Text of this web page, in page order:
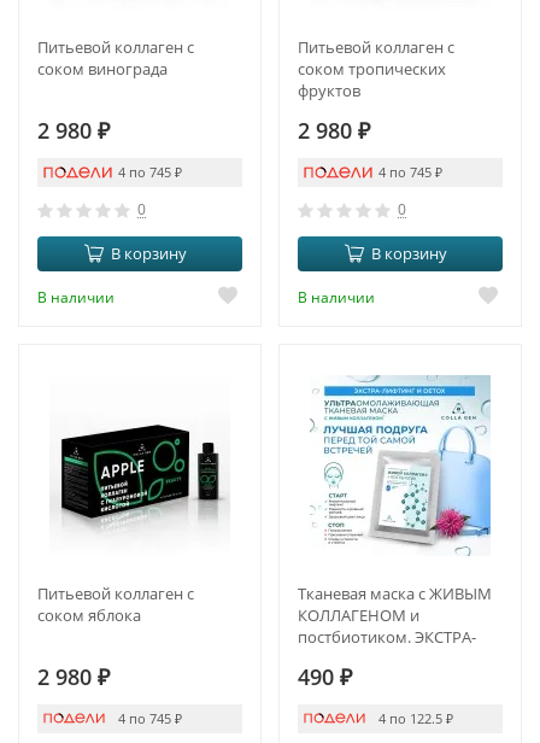
Питьевой коллаген с
соком винограда
2 980 ₽
4 по 745 ₽
0
В корзину
В наличии
Питьевой коллаген с
соком тропических
фруктов
2 980 ₽
4 по 745 ₽
0
В корзину
В наличии
Питьевой коллаген с
соком яблока
2 980 ₽
4 по 745 ₽
Тканевая маска с ЖИВЫМ
КОЛЛАГЕНОМ и
постбиотиком. ЭКСТРА-
490 ₽
4 по 122.5 ₽